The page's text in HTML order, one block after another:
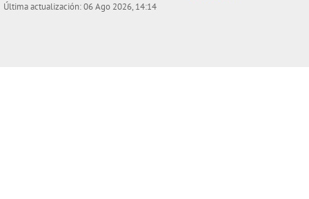
Última actualización: 06 Ago 2026, 14:14